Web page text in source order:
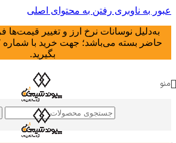
عبور به ناوبری رفتن به محتوای اصلی
به‌دلیل نوسانات نرخ ارز و تغییر
بگیرید.
منو